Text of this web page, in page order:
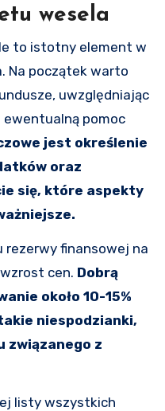
wesela
to istotny element w
Na początek warto
uwzględniając
ewentualną pomoc
jest określenie
oraz
się, które aspekty
rezerwy finansowej na
cen. Dobrą
około 10-15%
niespodzianki,
związanego z
listy wszystkich